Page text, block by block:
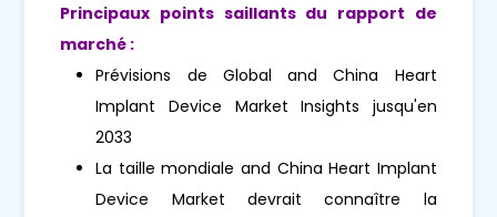
Principaux points saillants du rapport de
marché :
Prévisions de Global and China Heart
Implant Device Market Insights jusqu'en
2033
La taille mondiale and China Heart Implant
Device Market devrait connaître la